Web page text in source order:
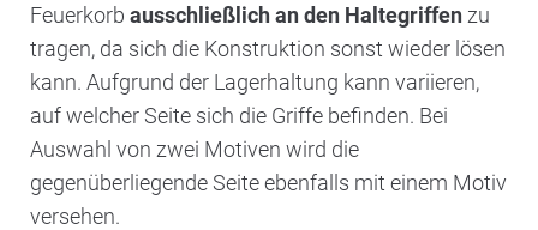
Feuerkorb ausschließlich an den Haltegriffen zu
tragen, da sich die Konstruktion sonst wieder lösen
kann. Aufgrund der Lagerhaltung kann variieren,
auf welcher Seite sich die Griffe befinden. Bei
Auswahl von zwei Motiven wird die
gegenüberliegende Seite ebenfalls mit einem Motiv
versehen.